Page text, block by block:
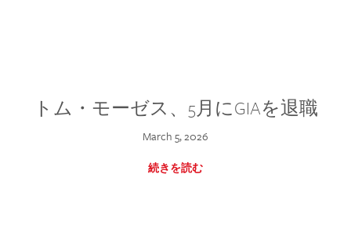
トム・モーゼス、5月にGIAを退職
March 5, 2026
続きを読む